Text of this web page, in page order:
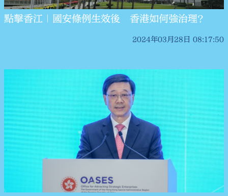
點擊香江｜國安條例生效後 香港如何強治理？
2024年03月28日 08:17:50